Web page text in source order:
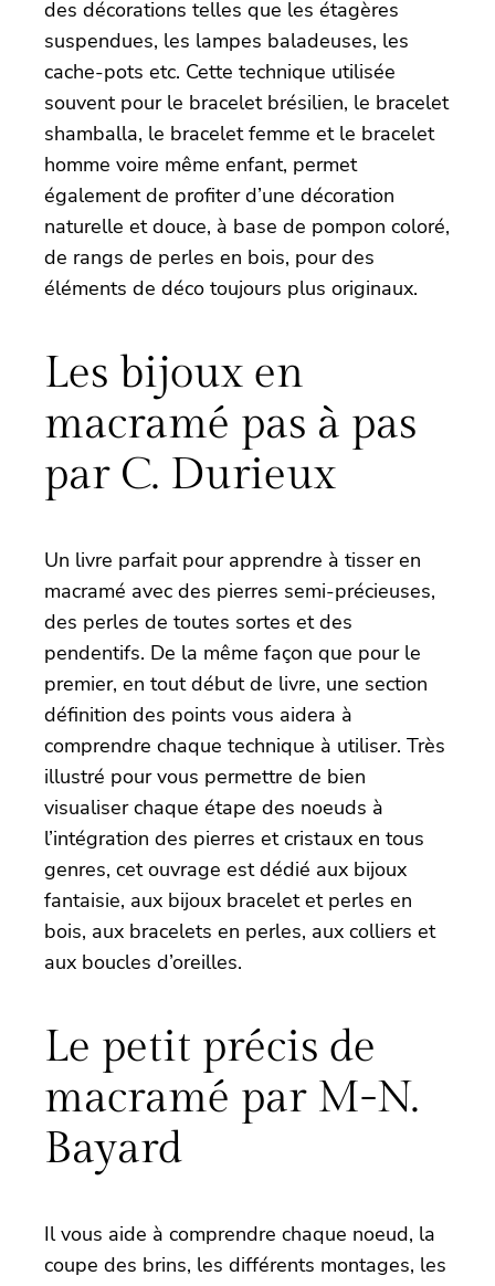
des décorations telles que les étagères
suspendues, les lampes baladeuses, les
cache-pots etc. Cette technique utilisée
souvent pour le bracelet brésilien, le bracelet
shamballa, le bracelet femme et le bracelet
homme voire même enfant, permet
également de profiter d’une décoration
naturelle et douce, à base de pompon coloré,
de rangs de perles en bois, pour des
éléments de déco toujours plus originaux.
Les bijoux en
macramé pas à pas
par C. Durieux
Un livre parfait pour apprendre à tisser en
macramé avec des pierres semi-précieuses,
des perles de toutes sortes et des
pendentifs. De la même façon que pour le
premier, en tout début de livre, une section
définition des points vous aidera à
comprendre chaque technique à utiliser. Très
illustré pour vous permettre de bien
visualiser chaque étape des noeuds à
l’intégration des pierres et cristaux en tous
genres, cet ouvrage est dédié aux bijoux
fantaisie, aux bijoux bracelet et perles en
bois, aux bracelets en perles, aux colliers et
aux boucles d’oreilles.
Le petit précis de
macramé par M-N.
Bayard
Il vous aide à comprendre chaque noeud, la
coupe des brins, les différents montages, les